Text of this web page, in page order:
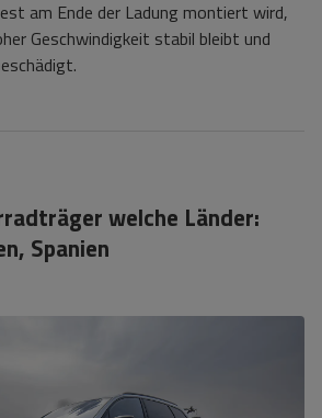
am Ende der Ladung montiert wird,
Geschwindigkeit stabil bleibt und
welche Länder:
Spanien